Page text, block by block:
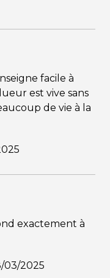
facile à
est vive sans
de vie à la
exactement à
03/2025